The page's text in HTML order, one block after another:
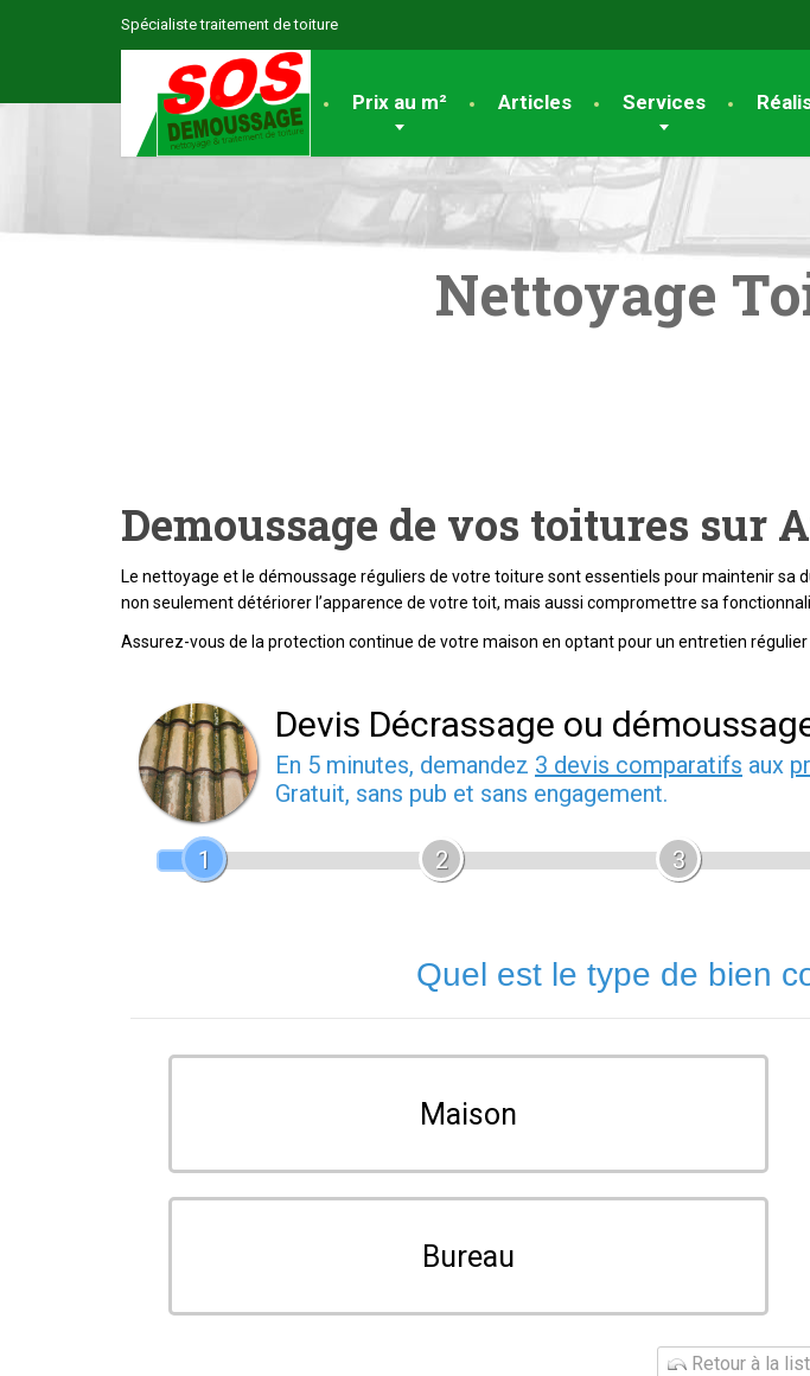
Spécialiste traitement de toiture
Accueil Prix au m² Articles Services
Nettoyage
Demoussage de vos toitures sur
Le nettoyage et le démoussage réguliers de votre toiture sont essentiels pour maintenir
non seulement détériorer l’apparence de votre toit, mais aussi compromettre sa
Assurez-vous de la protection continue de votre maison en optant pour un entretien régulier
Devis Décrassage ou
En 5 minutes, demandez 3 devis comparatifs aux
Gratuit, sans pub et sans engagement.
1 2 3
Quel est le type de bien
Maison
Bureau
Retour à la